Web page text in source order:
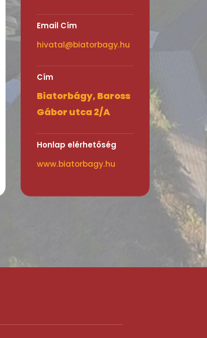
Email Cím
hivatal@biatorbagy.hu
Cím
Biatorbágy, Baross
Gábor utca 2/A
Honlap elérhetőség
www.biatorbagy.hu